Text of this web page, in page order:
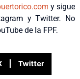
y sigue
y Twitter. No
de la FPF.
| Twitter